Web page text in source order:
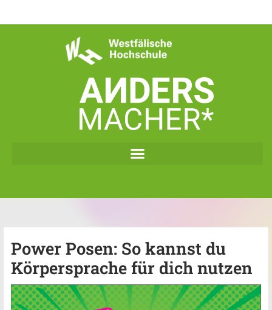
Power Posen: So kannst du
Körpersprache für dich nutzen